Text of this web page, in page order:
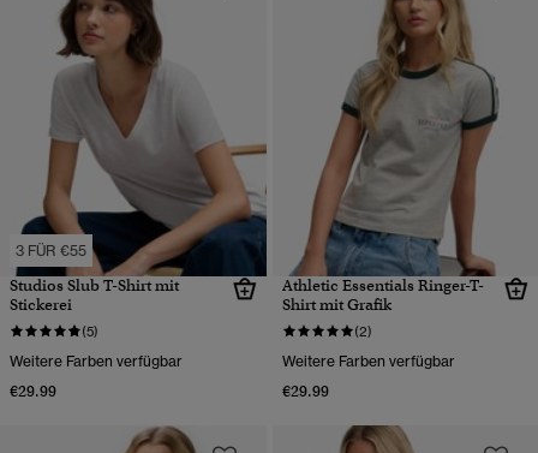
3 FÜR €55
Studios Slub T-Shirt mit
Stickerei
(5)
Weitere Farben verfügbar
€29.99
Athletic Essentials Ringer-T-
Shirt mit Grafik
(2)
Weitere Farben verfügbar
€29.99